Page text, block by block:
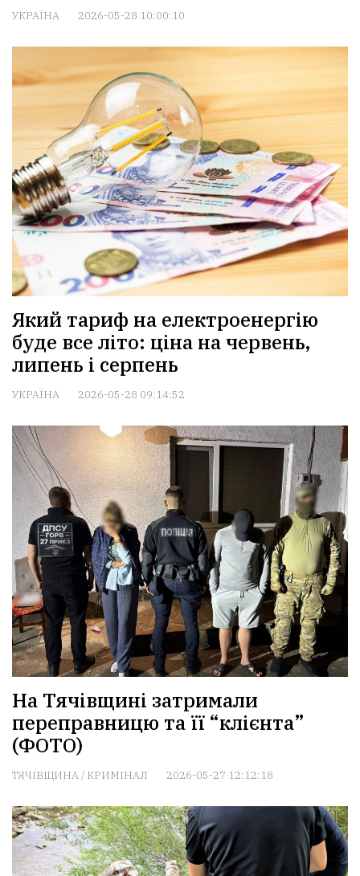
УКРАЇНА 2026-05-28 10:00:10
Який тариф на електроенергію
буде все літо: ціна на червень,
липень і серпень
УКРАЇНА 2026-05-28 09:14:52
На Тячівщині затримали
переправницю та її “клієнта”
(ФОТО)
ТЯЧІВЩИНА/ КРИМІНАЛ 2026-05-27 12:12:18